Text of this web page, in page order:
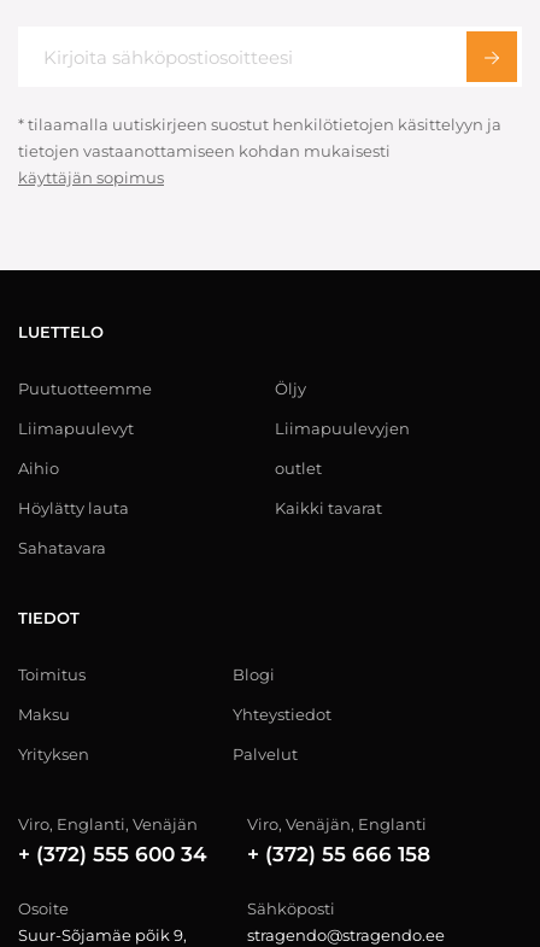
* tilaamalla uutiskirjeen suostut henkilötietojen käsittelyyn ja
tietojen vastaanottamiseen kohdan mukaisesti
käyttäjän sopimus
LUETTELO
Puutuotteemme
Liimapuulevyt
Aihio
Höylätty lauta
Sahatavara
Öljy
Liimapuulevyjen
outlet
Kaikki tavarat
TIEDOT
Toimitus
Maksu
Yrityksen
Blogi
Yhteystiedot
Palvelut
Viro, Englanti, Venäjän
+ (372) 555 600 34
Viro, Venäjän, Englanti
+ (372) 55 666 158
Osoite
Suur-Sõjamäe põik 9,
Sähköposti
stragendo@stragendo.ee